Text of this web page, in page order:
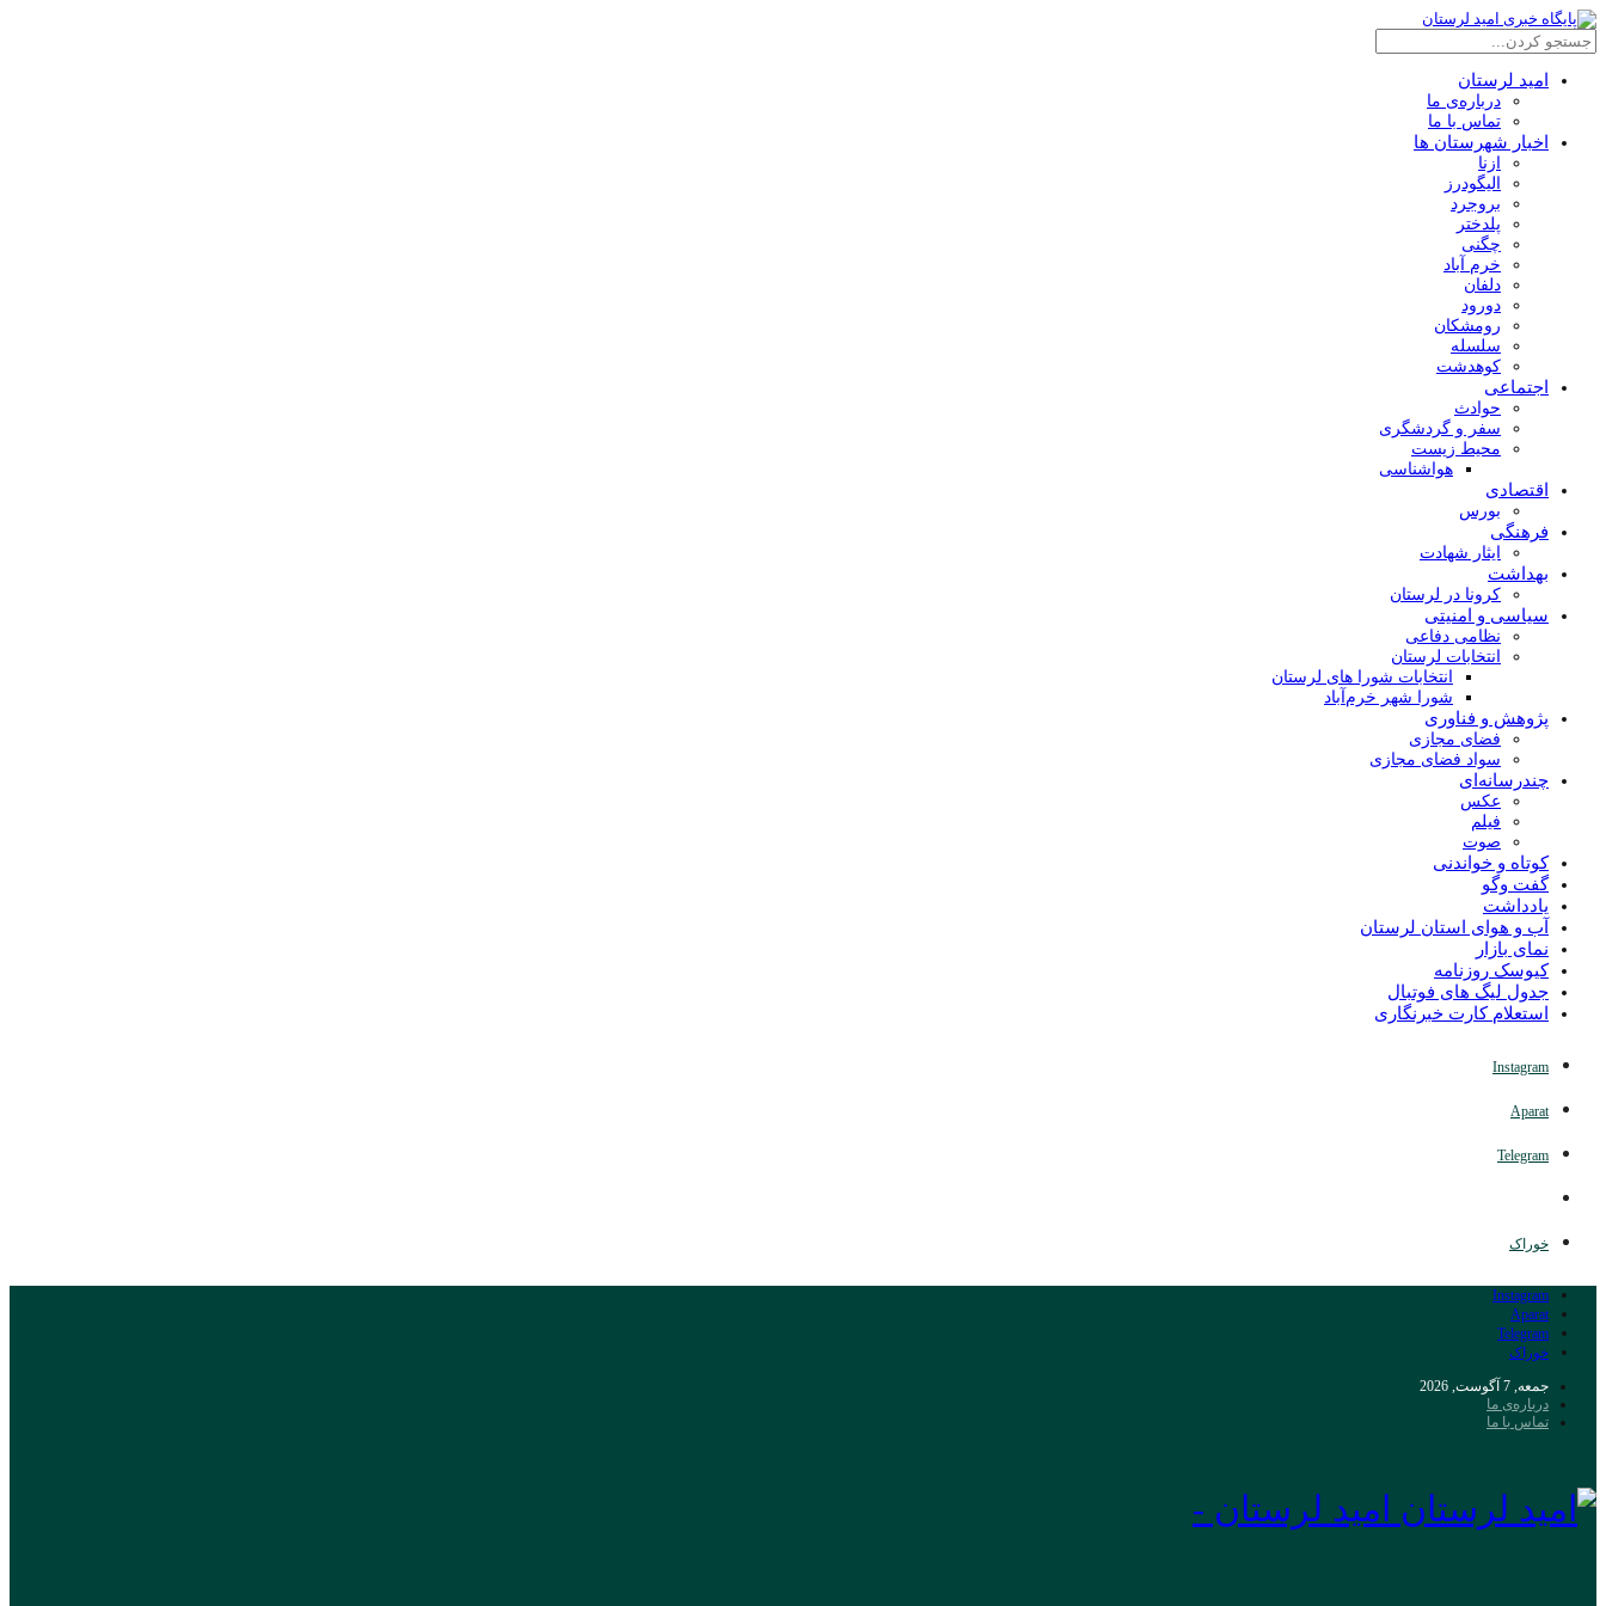
امید لرستان
درباره‌ی ما
تماس با ما
اخبار شهرستان ها
ازنا
الیگودرز
بروجرد
پلدختر
چگنی
خرم آباد
دلفان
دورود
رومشکان
سلسله
کوهدشت
اجتماعی
حوادث
سفر و گردشگری
محیط زیست
هواشناسی
اقتصادی
بورس
فرهنگی
ایثار شهادت
بهداشت
کرونا در لرستان
سیاسی و امنیتی
نظامی دفاعی
انتخابات لرستان
انتخابات شورا های لرستان
شورا شهر خرم‌آباد
پژوهش و فناوری
فضای مجازی
سواد فضای مجازی
چندرسانه‌ای
عكس
فیلم
صوت
کوتاه و خواندنی
گفت وگو
یادداشت
آب و هوای استان لرستان
نمای بازار
کیوسک روزنامه
جدول لیگ های فوتبال
استعلام کارت خبرنگاری
Instagram
Aparat
Telegram
خوراک
Instagram
Aparat
Telegram
خوراک
جمعه, 7 آگوست, 2026
درباره‌ی ما
تماس با ما
امید لرستان -